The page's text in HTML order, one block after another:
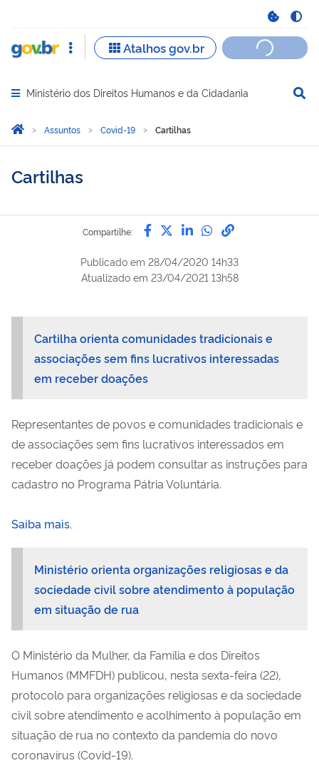
Abrir menu principal de navegação
Ministério dos Direitos Humanos e da Cidadania
Você está aqui:
Página Inicial
Assuntos Covid-19 Cartilhas
Cartilhas
Compartilhe: Compartilhe por Facebook
Compartilhe por Twitter
Compartilhe por
Compartilhe
link para
Publicado em 28/04/2020 14h33
Atualizado em 23/04/2021 13h58
Cartilha orienta comunidades tradicionais e
associações sem fins lucrativos interessadas
em receber doações
Representantes de povos e comunidades tradicionais e
de associações sem fins lucrativos interessados em
receber doações já podem consultar as instruções para
cadastro no Programa Pátria Voluntária.
Saiba mais.
Ministério orienta organizações religiosas e da
sociedade civil sobre atendimento à população
em situação de rua
O Ministério da Mulher, da Família e dos Direitos
Humanos (MMFDH) publicou, nesta sexta-feira (22),
protocolo para organizações religiosas e da sociedade
civil sobre atendimento e acolhimento à população em
situação de rua no contexto da pandemia do novo
coronavírus (Covid-19).